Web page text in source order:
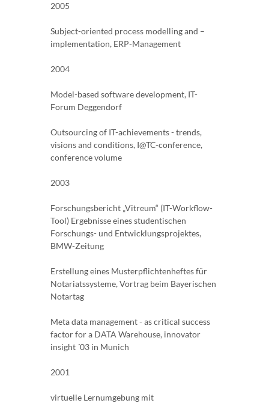
2005
Subject-oriented process modelling and –
implementation, ERP-Management
2004
Model-based software development, IT-
Forum Deggendorf
Outsourcing of IT-achievements - trends,
visions and conditions, I@TC-conference,
conference volume
2003
Forschungsbericht „Vitreum“ (IT-Workflow-
Tool) Ergebnisse eines studentischen
Forschungs- und Entwicklungsprojektes,
BMW-Zeitung
Erstellung eines Musterpflichtenheftes für
Notariatssysteme, Vortrag beim Bayerischen
Notartag
Meta data management - as critical success
factor for a DATA Warehouse, innovator
insight ´03 in Munich
2001
virtuelle Lernumgebung mit